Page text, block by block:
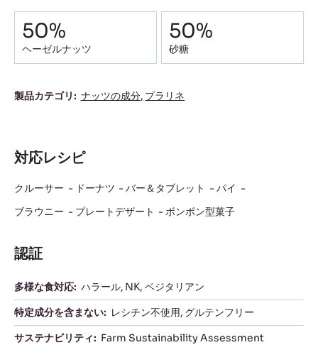
Composition
ヘーゼルナッツ
50%
砂糖
50%
成
製品カテゴリ: ナッツの成分 プラリネ
対応レシピ
クルーサー ドーナツ バー＆タブレット
パイ
ブラウニー
プレートデザート ボンボン型菓子
認証
多様な食対応: ハラール NK ベジタリアン
特定成分を含まない: レシチン不使用 グルテンフリー
サステナビリティ: Farm Sustainability Assessment